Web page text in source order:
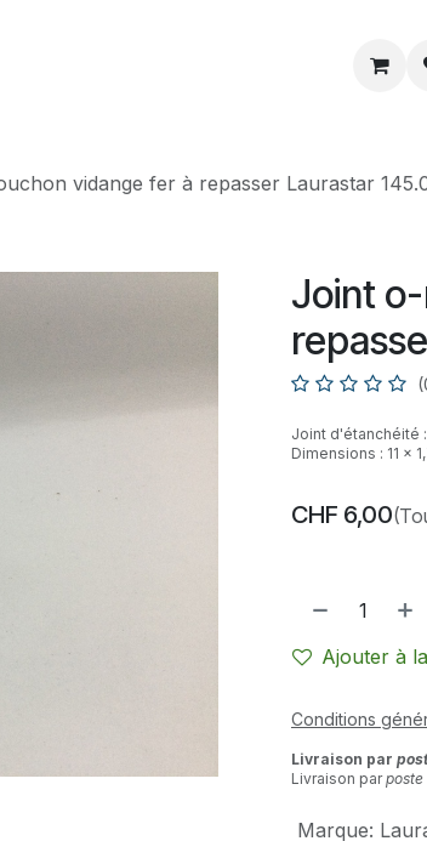
À propos
vidange fer à repasser Laurastar
Joint
Joint d'étanchéité
Dimensions : 11 x
CHF 6,00
Ajouter à
Conditions
Livraison par
Livraison parposte
Marque: